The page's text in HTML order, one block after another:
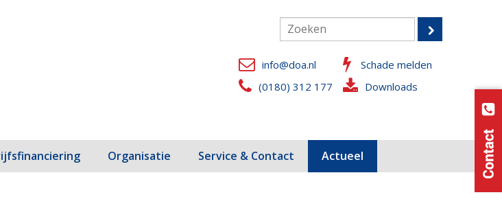
info@doa.nl
(0180) 312 177
Schade melden
Downloads
Organisatie Service & Contact Actueel